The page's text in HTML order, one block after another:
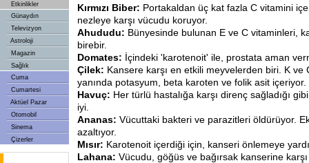
Etkinlikler
Günaydın
Televizyon
Astroloji
Magazin
Sağlık
Cuma
Cumartesi
Aktüel Pazar
Otomobil
Sinema
Çizerler
Kırmızı Biber: Portakaldan üç kat fazla C vitamini
nezleye karşı vücudu koruyor.
Ahududu: Bünyesinde bulunan E ve C vitaminleri,
birebir.
Domates: İçindeki 'karotenoit' ile, prostata aman
Çilek: Kansere karşı en etkili meyvelerden biri. K ve
yanında potasyum, beta karoten ve folik asit içeriyor.
Havuç: Her türlü hastalığa karşı direnç sağladığı
iyi.
Ananas: Vücuttaki bakteri ve parazitleri öldürüyor.
azaltıyor.
Mısır: Karotenoit içerdiği için, kanseri önlemeye
Lahana: Vücudu, göğüs ve bağırsak kanserine